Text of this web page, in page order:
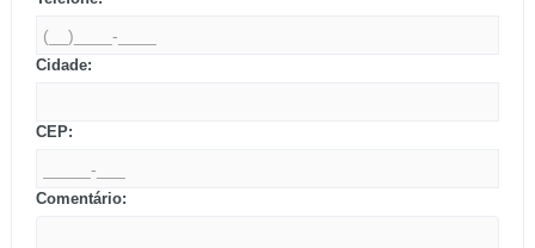
Cidade:
CEP:
Comentário: